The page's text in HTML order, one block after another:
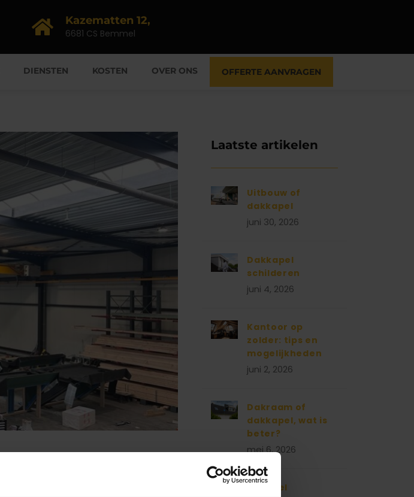
Kazematten 12,
6681 CS Bemmel
DIENSTEN KOSTEN OVER ONS OFFERTE AANVRAGEN
Laatste artikelen
Uitbouw of
dakkapel
juni 30, 2026
Dakkapel
schilderen
juni 4, 2026
Kantoor op
zolder: tips en
mogelijkheden
juni 2, 2026
Dakraam of
dakkapel, wat is
beter?
mei 6, 2026
Hoeveel